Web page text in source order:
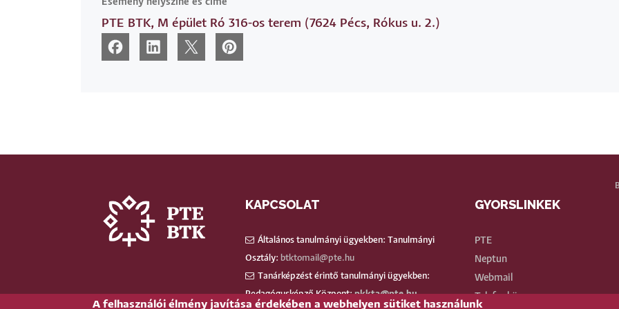
Esemény helyszíne és címe
PTE BTK, M épület Ró 316-os terem (7624 Pécs, Rókus u. 2.)
KAPCSOLAT
Általános tanulmányi ügyekben: Tanulmányi
Osztály: btktomail@pte.hu
Tanárképzést érintő tanulmányi ügyekben:
Pedagógusképző Központ:pkkta@pte.hu
GYORSLINKEK
PTE
Neptun
Webmail
Telefonkönyv
A felhasználói élmény javítása érdekében a webhelyen sütiket használunk